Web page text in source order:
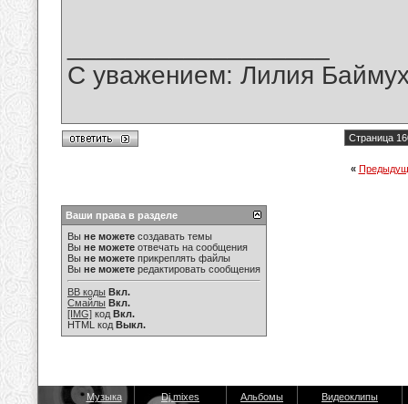
С уважением: Лилия
Страница
«
Ваши права в разделе
Вы не можете создавать темы
Вы не можете отвечать на сообщения
Вы не можете прикреплять файлы
Вы не можете редактировать сообщения
BB коды Вкл.
Смайлы Вкл.
[IMG] код Вкл.
HTML код Выкл.
Музыка Dj mixes Альбомы Видеоклипы